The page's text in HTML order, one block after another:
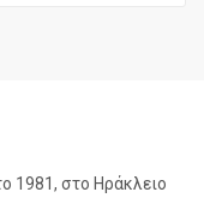
1981, στο Ηράκλειο